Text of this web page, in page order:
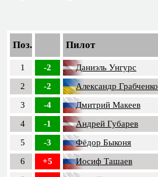
Поз. Пилот
1 -2 Даниэль Унгурс
2
-2 Александр Грабченко
3
-4 Дмитрий Макеев
4
-1 Андрей Губарев
5
-3 Фёдор Быконя
6
+5 Иосиф Ташаев